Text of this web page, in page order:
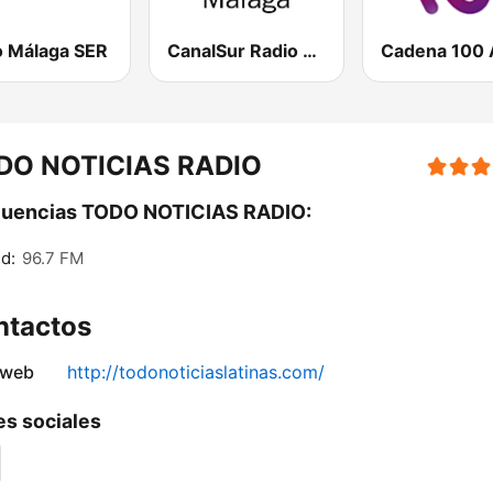
Málaga SER CanalSur Radio Málaga
NOTICIAS RADIO
TODO NOTICIAS RADIO:
96.7 FM
http://todonoticiaslatinas.com/
sociales